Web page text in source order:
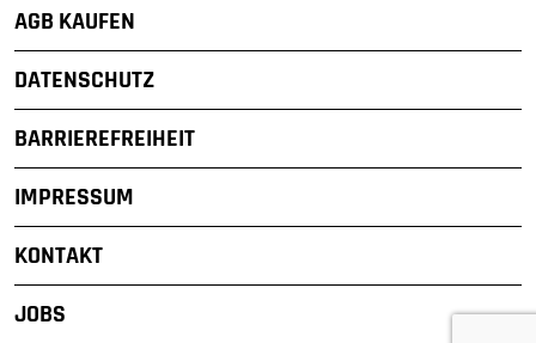
AGB KAUFEN
DATENSCHUTZ
BARRIEREFREIHEIT
IMPRESSUM
KONTAKT
JOBS